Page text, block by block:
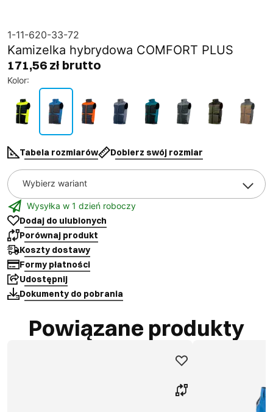
1-11-620-33-72
Kamizelka hybrydowa COMFORT PLUS
171,56 zł brutto
Kolor:
Tabela rozmiarów Dobierz swój rozmiar
Wybierz wariant
Wysyłka w 1 dzień roboczy
Dodaj do ulubionych
Porównaj produkt
Koszty dostawy
Formy płatności
Udostępnij
Dokumenty do pobrania
Powiązane produkty